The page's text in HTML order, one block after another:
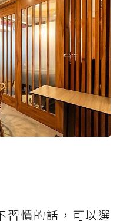
習慣的話，可以選